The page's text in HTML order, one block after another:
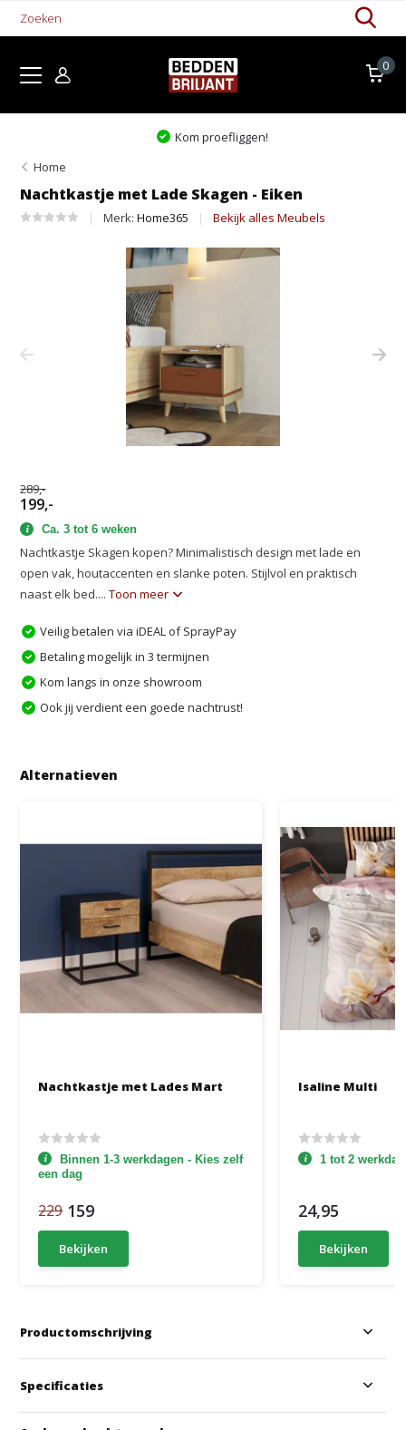
0
Kom proefliggen!
Home
Nachtkastje met Lade Skagen - Eiken
Merk:Home365 Bekijk alles Meubels
289,-
199,-
Ca. 3 tot 6 weken
Nachtkastje Skagen kopen? Minimalistisch design met lade en
open vak, houtaccenten en slanke poten. Stijlvol en praktisch
naast elk bed....Toon meer
Veilig betalen via iDEAL of SprayPay
Betaling mogelijk in 3 termijnen
Kom langs in onze showroom
Ook jij verdient een goede nachtrust!
Alternatieven
Nachtkastje met Lades Mart
Binnen 1-3 werkdagen - Kies zelf
een dag
229 159
Bekijken
Isaline Multi
1 tot 2
24,95
Bekijken
Productomschrijving
Specificaties